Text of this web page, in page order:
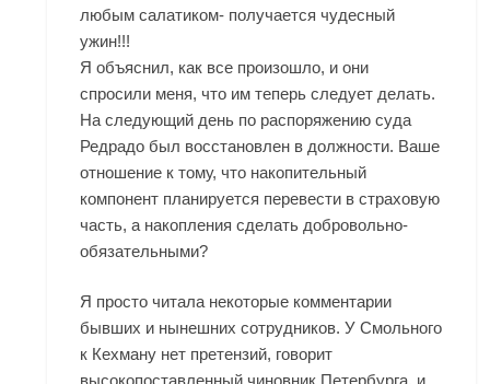
любым салатиком- получается чудесный
ужин!!!
Я объяснил, как все произошло, и они
спросили меня, что им теперь следует делать.
На следующий день по распоряжению суда
Редрадо был восстановлен в должности. Ваше
отношение к тому, что накопительный
компонент планируется перевести в страховую
часть, а накопления сделать добровольно-
обязательными?
Я просто читала некоторые комментарии
бывших и нынешних сотрудников. У Смольного
к Кехману нет претензий, говорит
высокопоставленный чиновник Петербурга, и